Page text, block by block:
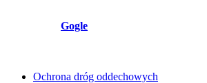
Gogle
Ochrona dróg oddechowych